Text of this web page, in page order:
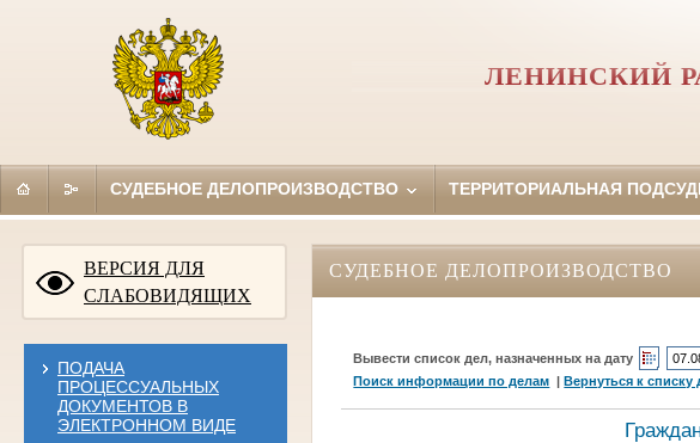
ЛЕНИНСКИЙ
СУДЕБНОЕ ДЕЛОПРОИЗВОДСТВО ТЕРРИТОРИАЛЬНАЯ
ВЕРСИЯ ДЛЯ
СЛАБОВИДЯЩИХ
ПОДАЧА
ПРОЦЕССУАЛЬНЫХ
ДОКУМЕНТОВ В
ЭЛЕКТРОННОМ ВИДЕ
СУДЕБНОЕ ДЕЛОПРОИЗВОДСТВО
Вывести список дел, назначенных на дату
Поиск информации по делам |Вернуться к списку